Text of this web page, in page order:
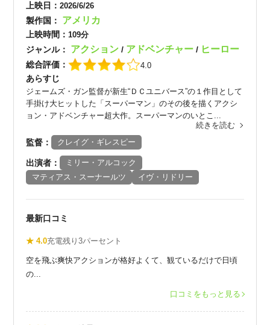
上映日：2026/6/26
製作国： アメリカ
上映時間：109分
ジャンル： アクション/ アドベンチャー/ ヒーロー
総合評価： 4.0
あらすじ
ジェームズ・ガン監督が新生“ＤＣユニバース”の１作目として
手掛け大ヒットした「スーパーマン」のその後を描くアクシ
ョン・アドベンチャー超大作。スーパーマンのいとこ...
続きを読む
監督： クレイグ・ギレスピー
出演者：
ミリー・アルコック
マティアス・スーナールツ
イヴ・リドリー
最新口コミ
★ 4.0充電残り3パーセント
空を飛ぶ爽快アクションが格好よくて、観ているだけで日頃
の...
口コミをもっと見る